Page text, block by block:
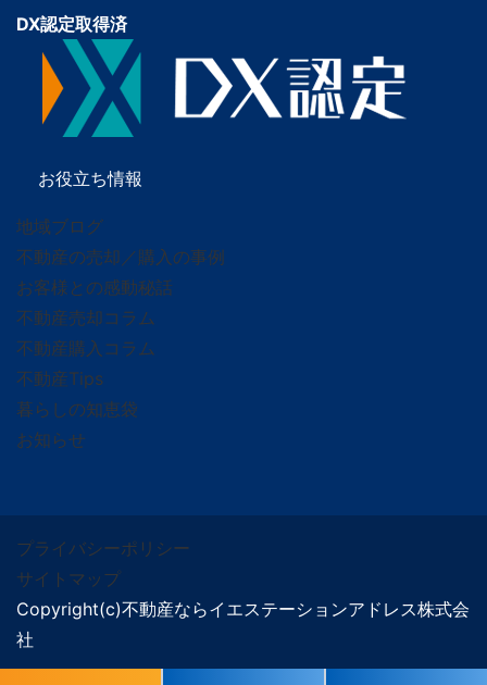
DX認定取得済
お役立ち情報
地域ブログ
不動産の売却／購入の事例
お客様との感動秘話
不動産売却コラム
不動産購入コラム
不動産Tips
暮らしの知恵袋
お知らせ
プライバシーポリシー
サイトマップ
Copyright(c)不動産ならイエステーションアドレス株式会
社